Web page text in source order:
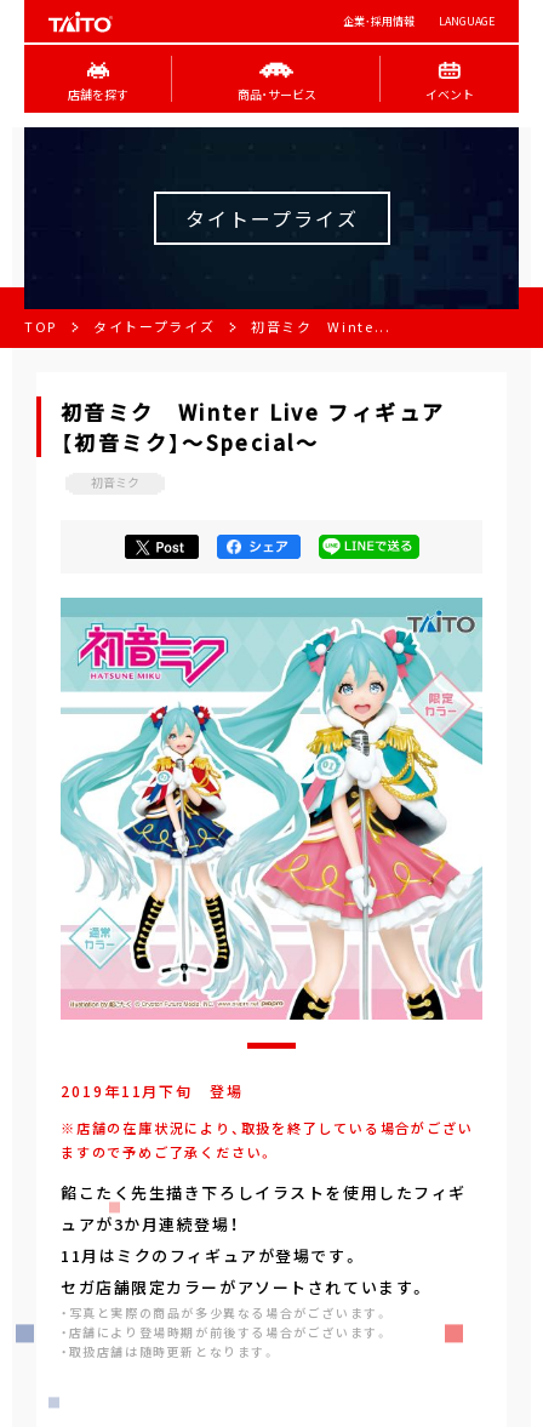
企業･採用情報 LANGUAGE
店舗を探す 商品･サービス イベント
タイトープライズ
TOP タイトープライズ 初音ミク Winte...
初音ミク Winter Live フィギュア
【初音ミク】～Special～
初音ミク
2019年11月下旬 登場
※店舗の在庫状況により、取扱を終了している場合がござい
ますので予めご了承ください。
餡こたく先生描き下ろしイラストを使用したフィギ
ュアが3か月連続登場！
11月はミクのフィギュアが登場です。
セガ店舗限定カラーがアソートされています。
・写真と実際の商品が多少異なる場合がございます。
・店舗により登場時期が前後する場合がございます。
・取扱店舗は随時更新となります。